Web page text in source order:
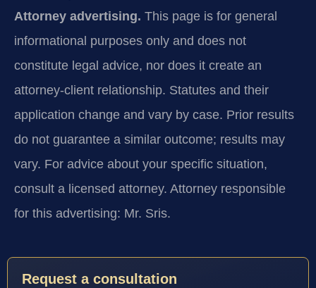
Attorney advertising. This page is for general
informational purposes only and does not
constitute legal advice, nor does it create an
attorney-client relationship. Statutes and their
application change and vary by case. Prior results
do not guarantee a similar outcome; results may
vary. For advice about your specific situation,
consult a licensed attorney. Attorney responsible
for this advertising: Mr. Sris.
Request a consultation